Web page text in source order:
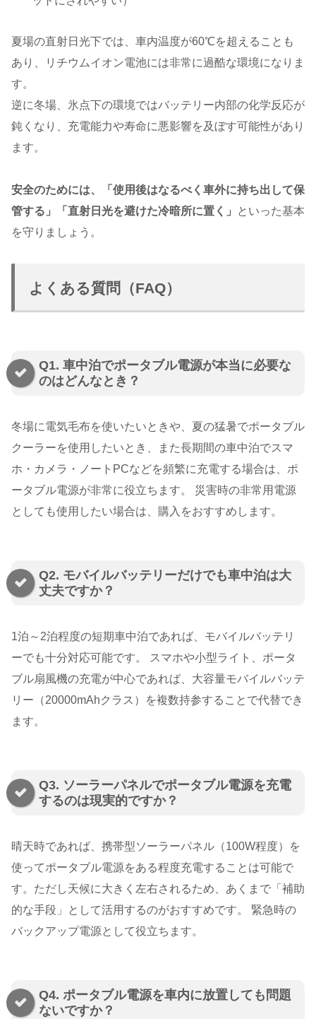
夏場の直射日光下では、車内温度が60℃を超えることも
あり、リチウムイオン電池には非常に過酷な環境になりま
す。
逆に冬場、氷点下の環境ではバッテリー内部の化学反応が
鈍くなり、充電能力や寿命に悪影響を及ぼす可能性があり
ます。
安全のためには、「使用後はなるべく車外に持ち出して保
管する」「直射日光を避けた冷暗所に置く」
といった基本
を守りましょう。
よくある質問（FAQ）
Q1. 車中泊でポータブル電源が本当に必要な
のはどんなとき？
冬場に電気毛布を使いたいときや、夏の猛暑でポータブル
クーラーを使用したいとき、また長期間の車中泊でスマ
ホ・カメラ・ノートPCなどを頻繁に充電する場合は、ポ
ータブル電源が非常に役立ちます。 災害時の非常用電源
としても使用したい場合は、購入をおすすめします。
Q2. モバイルバッテリーだけでも車中泊は大
丈夫ですか？
1泊～2泊程度の短期車中泊であれば、モバイルバッテリ
ーでも十分対応可能です。 スマホや小型ライト、ポータ
ブル扇風機の充電が中心であれば、大容量モバイルバッテ
リー（20000mAhクラス）を複数持参することで代替でき
ます。
Q3. ソーラーパネルでポータブル電源を充電
するのは現実的ですか？
晴天時であれば、携帯型ソーラーパネル（100W程度）を
使ってポータブル電源をある程度充電することは可能で
す。ただし天候に大きく左右されるため、あくまで「補助
的な手段」として活用するのがおすすめです。 緊急時の
バックアップ電源として役立ちます。
Q4. ポータブル電源を車内に放置しても問題
ないですか？